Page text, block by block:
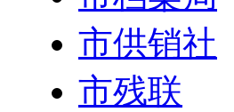
市供销社
市残联